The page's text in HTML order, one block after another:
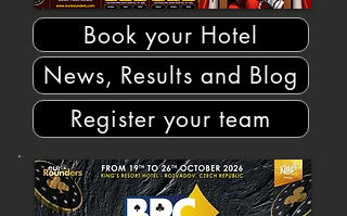
Book your Hotel
News, Results and Blog
Register your team